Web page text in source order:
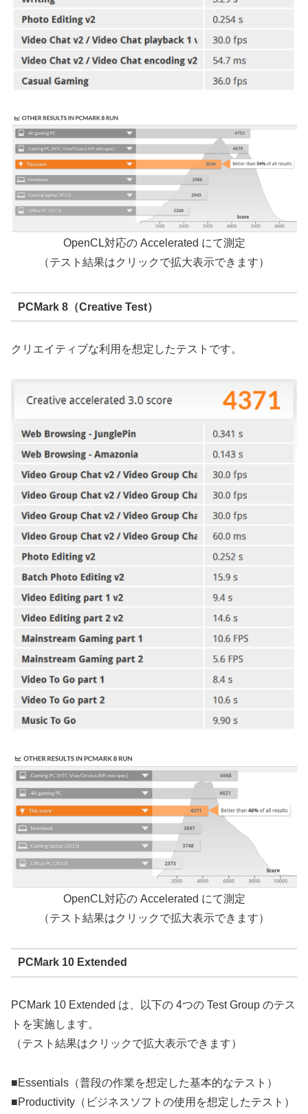
OpenCL対応の Accelerated にて測定
（テスト結果はクリックで拡大表示できます）
PCMark 8（Creative Test）
クリエイティブな利用を想定したテストです。
OpenCL対応の Accelerated にて測定
（テスト結果はクリックで拡大表示できます）
PCMark 10 Extended
PCMark 10 Extended は、以下の 4つの Test Group のテス
トを実施します。
（テスト結果はクリックで拡大表示できます）
■Essentials（普段の作業を想定した基本的なテスト）
■Productivity（ビジネスソフトの使用を想定したテスト）